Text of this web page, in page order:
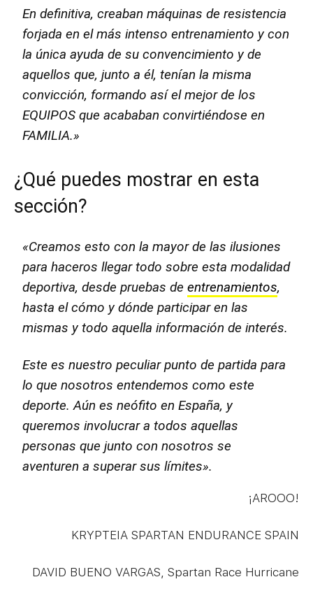
En definitiva, creaban máquinas de resistencia
forjada en el más intenso entrenamiento y con
la única ayuda de su convencimiento y de
aquellos que, junto a él, tenían la misma
convicción, formando así el mejor de los
EQUIPOS que acababan convirtiéndose en
FAMILIA.»
¿Qué puedes mostrar en esta
sección?
«Creamos esto con la mayor de las ilusiones
para haceros llegar todo sobre esta modalidad
deportiva, desde pruebas deentrenamientos,
hasta el cómo y dónde participar en las
mismas y todo aquella información de interés.
Este es nuestro peculiar punto de partida para
lo que nosotros entendemos como este
deporte. Aún es neófito en España, y
queremos involucrar a todos aquellas
personas que junto con nosotros se
aventuren a superar sus límites».
¡AROOO!
KRYPTEIA SPARTAN ENDURANCE SPAIN
DAVID BUENO VARGAS, Spartan Race Hurricane